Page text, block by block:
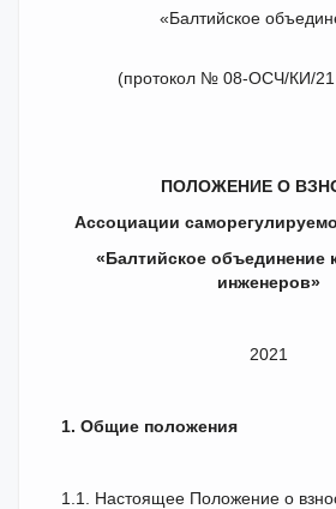
«Балтийское
(протокол № 08-ОСЧ/КИ/21
ПОЛОЖЕНИЕ О
Ассоциации
«Балтийское объединение
инженеров»
2021
1. Общие положения
1.1. Настоящее Положение о